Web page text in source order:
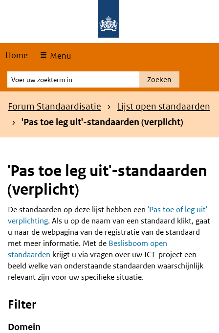
Home Menu
Voer
uw
zoekterm
Zoeken
Kruimelpad
Forum Standaardisatie
Lijst open standaarden
'Pas toe leg uit'-standaarden (verplicht)
'Pas toe leg uit'-standaarden
(verplicht)
Content
De standaarden op deze lijst hebben een 'Pas toe of leg uit'-
verplichting. Als u op de naam van een standaard klikt, gaat
u naar de webpagina van de registratie van de standaard
met meer informatie. Met de Beslisboom open
standaarden krijgt u via vragen over uw ICT-project een
beeld welke van onderstaande standaarden waarschijnlijk
relevant zijn voor uw specifieke situatie.
Filter
Domein